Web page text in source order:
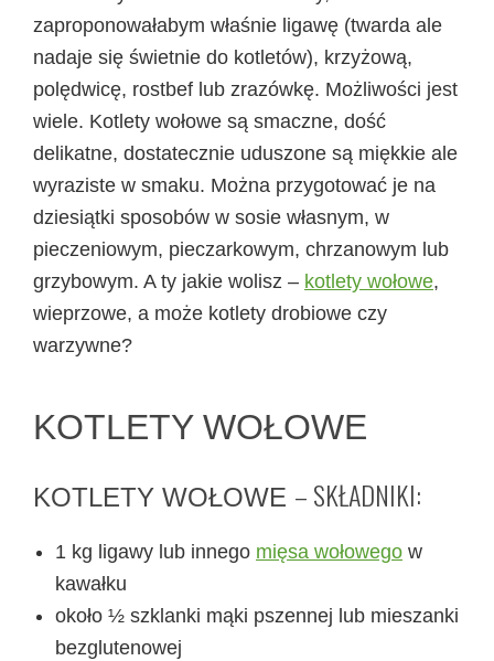
zaproponowałabym właśnie ligawę (twarda ale
nadaje się świetnie do kotletów), krzyżową,
polędwicę, rostbef lub zrazówkę. Możliwości jest
wiele. Kotlety wołowe są smaczne, dość
delikatne, dostatecznie uduszone są miękkie ale
wyraziste w smaku. Można przygotować je na
dziesiątki sposobów w sosie własnym, w
pieczeniowym, pieczarkowym, chrzanowym lub
grzybowym. A ty jakie wolisz – kotlety wołowe,
wieprzowe, a może kotlety drobiowe czy
warzywne?
KOTLETY WOŁOWE
KOTLETY WOŁOWE – SKŁADNIKI:
1 kg ligawy lub innego mięsa wołowego w
kawałku
około ½ szklanki mąki pszennej lub mieszanki
bezglutenowej